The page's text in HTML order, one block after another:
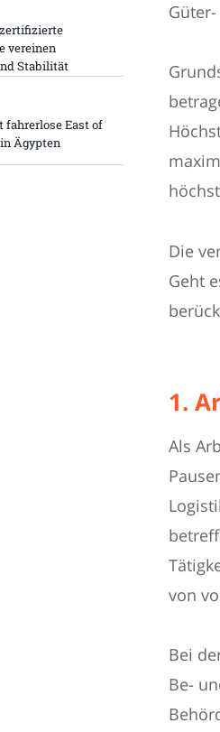
Die
Geht
1.
Als
von
Bei
Be-
zertifizierte
vereinen
Stabilität
East of
Ägypten